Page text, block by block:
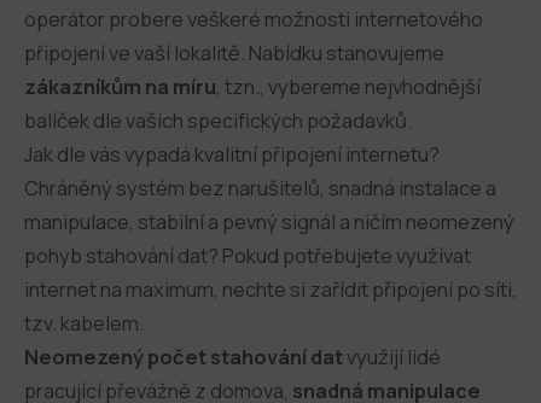
operátor probere veškeré možnosti internetového
připojení ve vaší lokalitě. Nabídku stanovujeme
zákazníkům na míru, tzn., vybereme nejvhodnější
balíček dle vašich specifických požadavků.
Jak dle vás vypadá kvalitní připojení internetu?
Chráněný systém bez narušitelů, snadná instalace a
manipulace, stabilní a pevný signál a ničím neomezený
pohyb stahování dat? Pokud potřebujete využívat
internet na maximum, nechte si zařídit připojení po síti,
tzv. kabelem.
Neomezený počet stahování datvyužijí lidé
pracující převážně z domova, snadná manipulace